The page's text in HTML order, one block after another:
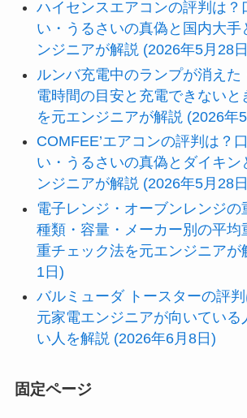
ハイセンスエアコンの評判は？
い・うるさいの真偽と国内大手
ンジニアが解説 (2026年5月28
ルンバ充電中のランプが消えた
電時間の目安と充電できないと
を元エンジニアが解説 (2026年
COMFEE’エアコンの評判は？
い・うるさいの真偽とダイキン
ンジニアが解説 (2026年5月28
電子レンジ・オーブンレンジの
種類・容量・メーカー別の平均
重チェック法を元エンジニアが
1日)
バルミューダ トースターの評
元家電エンジニアが向いている
い人を解説 (2026年6月8日)
固定ページ